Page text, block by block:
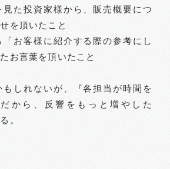
見た投資家様から、販売概要につ
を頂いたこと
「お客様に紹介する際の参考にし
お言葉を頂いたこと
もしれないが、『各担当が時間を
から、反響をもっと増やした
。